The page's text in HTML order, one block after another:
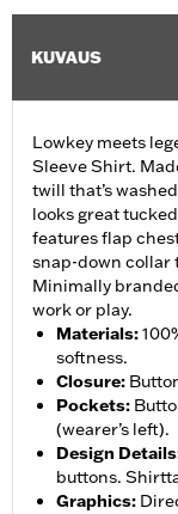
KUVAUS
Lowkey meets
Sleeve Shirt.
twill that’s
looks great
features flap
snap-down collar
Minimally
work or play.
Materials:
softness.
Closure:
Pockets:
(wearer’s left).
Design Details
buttons.
Graphics: